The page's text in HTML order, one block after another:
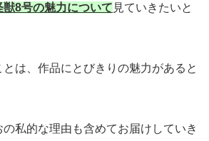
獣8号の魅力について 見ていきたいと
とは、作品にとびきりの魅力があると
私的な理由も含めてお届けしていき